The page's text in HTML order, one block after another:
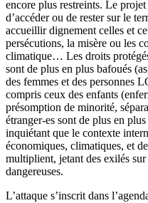
encore plus restreints. Le
d’accéder ou de rester sur le
accueillir dignement celles et
persécutions, la misère ou les
climatique… Les droits
sont de plus en plus bafoués
des femmes et des
compris ceux des enfants
présomption de minorité,
étranger-es sont de plus en
inquiétant que le contexte
économiques, climatiques, et
multiplient, jetant des exilés
dangereuses.
L’attaque s’inscrit dans